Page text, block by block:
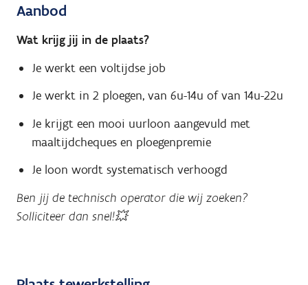
Aanbod
Wat krijg jij in de plaats?
Je werkt een voltijdse job
Je werkt in 2 ploegen, van 6u-14u of van 14u-22u
Je krijgt een mooi uurloon aangevuld met
maaltijdcheques en ploegenpremie
Je loon wordt systematisch verhoogd
Ben jij de technisch operator die wij zoeken?
Solliciteer dan snel!💥